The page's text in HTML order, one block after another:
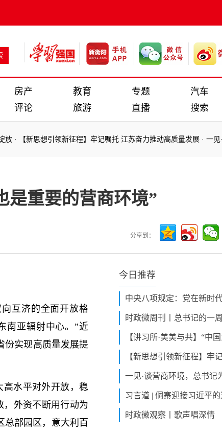
房产 教育 专题 汽车
评论 旅游 直播 搜索
想引领新征程】牢记嘱托 江苏奋力推动高质量发展·一见·谈营商环
是重要的营商环境”
分享到：
互济的全面开放格
南亚辐射中心。”近
份实现高质量发展提
高水平对外开放，稳
，外资不断用行动为
总部园区，意大利百
今日推荐
中央八项规定：党在新时
时政微周刊丨总书记的一
一见·谈营商环境，总书记
习言道 | 侗寨迎接习近平
时政微观察丨歌声唱深情